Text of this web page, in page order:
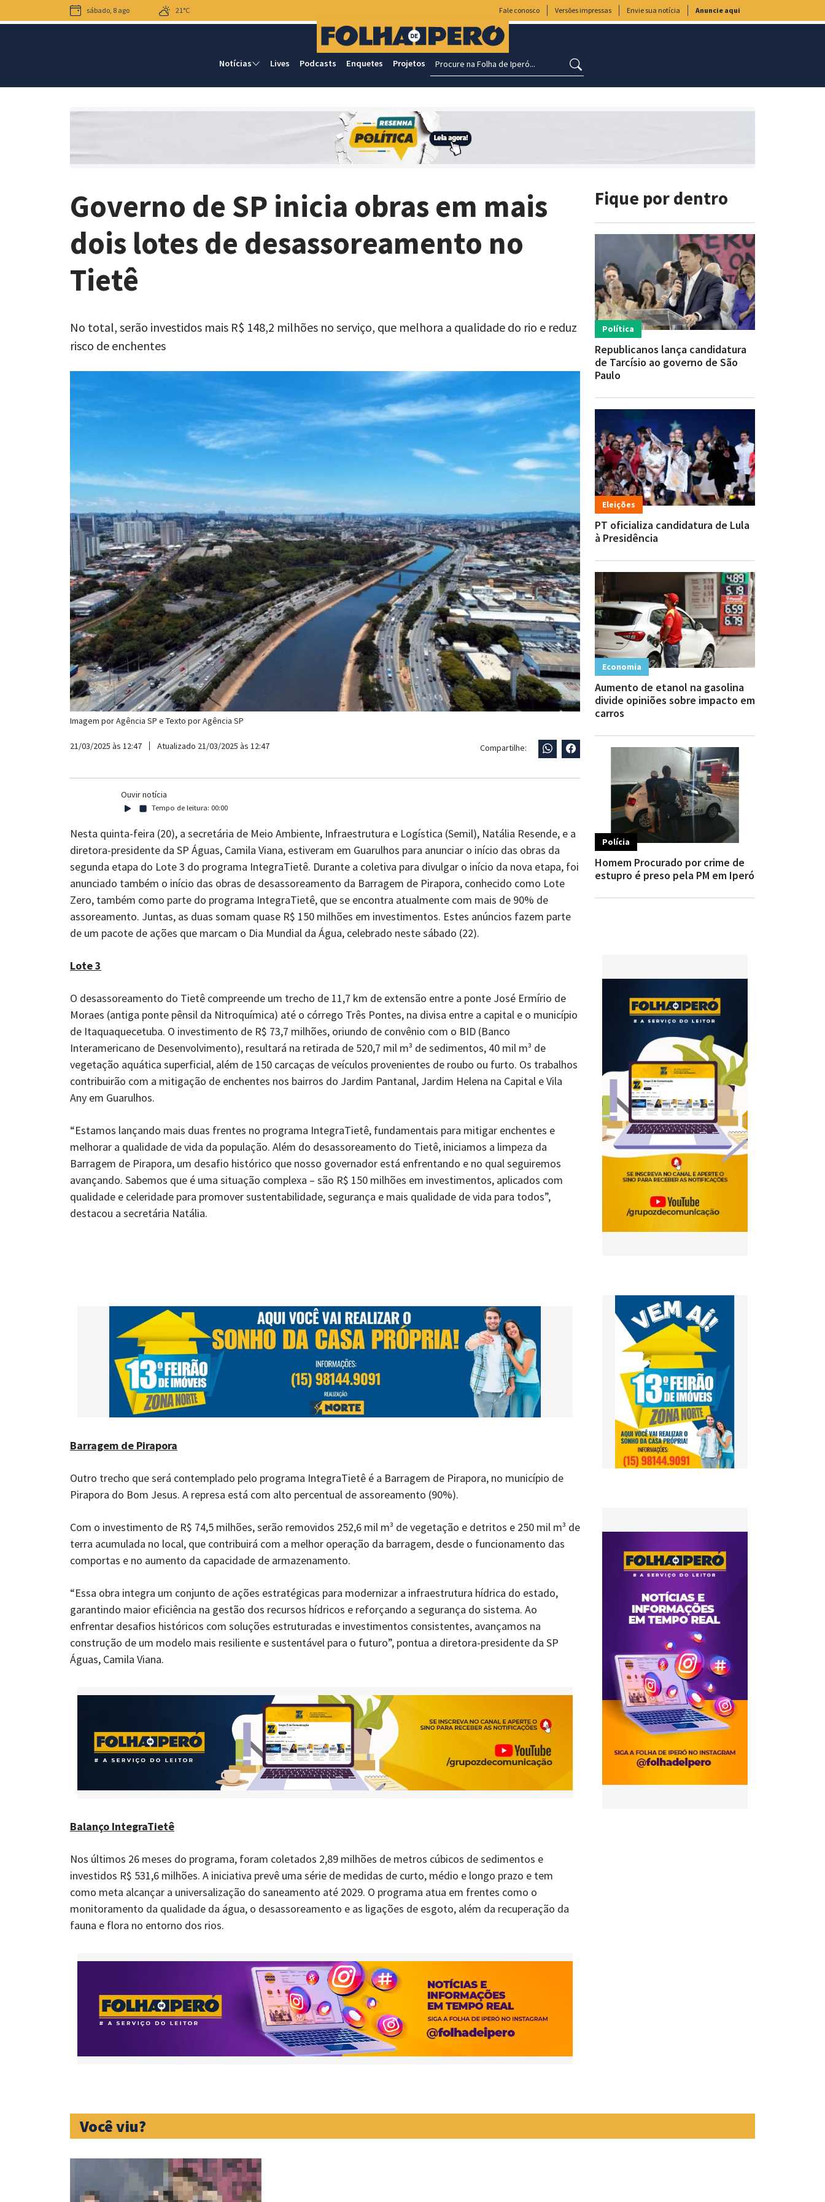
sábado, 8 ago 21°C Fale conosco Versões impressas Envie sua notícia Anuncie aqui
Notícias Lives Podcasts Enquetes Projetos
Governo de SP inicia obras em mais
dois lotes de desassoreamento no
Tietê
No total, serão investidos mais R$ 148,2 milhões no serviço, que melhora a qualidade do rio e reduz
risco de enchentes
Imagem porAgência SP e Texto porAgência SP
21/03/2025 às 12:47 Atualizado 21/03/2025 às 12:47 Compartilhe:
Ouvir notícia
Tempo de leitura: 00:00
Nesta quinta-feira (20), a secretária de Meio Ambiente, Infraestrutura e Logística (Semil), Natália Resende, e a
diretora-presidente da SP Águas, Camila Viana, estiveram em Guarulhos para anunciar o início das obras da
segunda etapa do Lote 3 do programa IntegraTietê. Durante a coletiva para divulgar o início da nova etapa, foi
anunciado também o início das obras de desassoreamento da Barragem de Pirapora, conhecido como Lote
Zero, também como parte do programa IntegraTietê, que se encontra atualmente com mais de 90% de
assoreamento. Juntas, as duas somam quase R$ 150 milhões em investimentos. Estes anúncios fazem parte
de um pacote de ações que marcam o Dia Mundial da Água, celebrado neste sábado (22).
Lote 3
O desassoreamento do Tietê compreende um trecho de 11,7 km de extensão entre a ponte José Ermírio de
Moraes (antiga ponte pênsil da Nitroquímica) até o córrego Três Pontes, na divisa entre a capital e o município
de Itaquaquecetuba. O investimento de R$ 73,7 milhões, oriundo de convênio com o BID (Banco
Interamericano de Desenvolvimento), resultará na retirada de 520,7 mil m³ de sedimentos, 40 mil m³ de
vegetação aquática superficial, além de 150 carcaças de veículos provenientes de roubo ou furto. Os trabalhos
contribuirão com a mitigação de enchentes nos bairros do Jardim Pantanal, Jardim Helena na Capital e Vila
Any em Guarulhos.
“Estamos lançando mais duas frentes no programa IntegraTietê, fundamentais para mitigar enchentes e
melhorar a qualidade de vida da população. Além do desassoreamento do Tietê, iniciamos a limpeza da
Barragem de Pirapora, um desafio histórico que nosso governador está enfrentando e no qual seguiremos
avançando. Sabemos que é uma situação complexa – são R$ 150 milhões em investimentos, aplicados com
qualidade e celeridade para promover sustentabilidade, segurança e mais qualidade de vida para todos”,
destacou a secretária Natália.
Barragem de Pirapora
Outro trecho que será contemplado pelo programa IntegraTietê é a Barragem de Pirapora, no município de
Pirapora do Bom Jesus. A represa está com alto percentual de assoreamento (90%).
Com o investimento de R$ 74,5 milhões, serão removidos 252,6 mil m³ de vegetação e detritos e 250 mil m³ de
terra acumulada no local, que contribuirá com a melhor operação da barragem, desde o funcionamento das
comportas e no aumento da capacidade de armazenamento.
“Essa obra integra um conjunto de ações estratégicas para modernizar a infraestrutura hídrica do estado,
garantindo maior eficiência na gestão dos recursos hídricos e reforçando a segurança do sistema. Ao
enfrentar desafios históricos com soluções estruturadas e investimentos consistentes, avançamos na
construção de um modelo mais resiliente e sustentável para o futuro”, pontua a diretora-presidente da SP
Águas, Camila Viana.
Balanço IntegraTietê
Nos últimos 26 meses do programa, foram coletados 2,89 milhões de metros cúbicos de sedimentos e
investidos R$ 531,6 milhões. A iniciativa prevê uma série de medidas de curto, médio e longo prazo e tem
como meta alcançar a universalização do saneamento até 2029. O programa atua em frentes como o
monitoramento da qualidade da água, o desassoreamento e as ligações de esgoto, além da recuperação da
fauna e flora no entorno dos rios.
Fique por dentro
Política
Republicanos lança candidatura
de Tarcísio ao governo de São
Paulo
Eleições
PT oficializa candidatura de Lula
à Presidência
Economia
Aumento de etanol na gasolina
divide opiniões sobre impacto em
carros
Polícia
Homem Procurado por crime de
estupro é preso pela PM em Iperó
Você viu?